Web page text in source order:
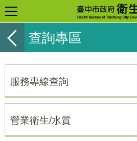
查詢專區
服務專線查詢
營業衛生/水質